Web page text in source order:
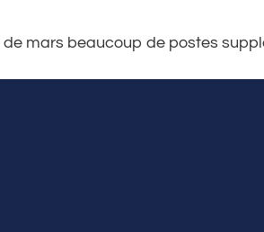
mars beaucoup de postes